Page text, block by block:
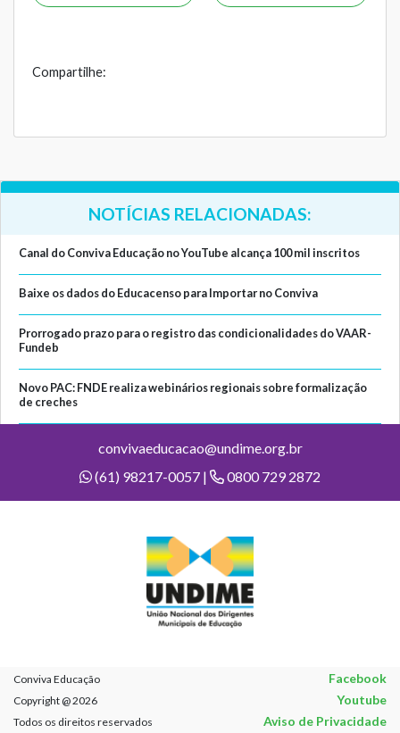
Compartilhe:
NOTÍCIAS RELACIONADAS:
Canal do Conviva Educação no YouTube alcança 100 mil inscritos
Baixe os dados do Educacenso para Importar no Conviva
Prorrogado prazo para o registro das condicionalidades do VAAR-
Fundeb
Novo PAC: FNDE realiza webinários regionais sobre formalização
de creches
convivaeducacao@undime.org.br
(61) 98217-0057 |
0800 729 2872
Conviva Educação Facebook
Copyright @ 2026 Youtube
Todos os direitos reservados Aviso de Privacidade